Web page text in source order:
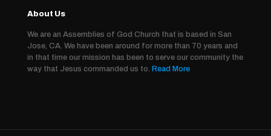
About Us
We are an Assemblies of God Church that is based in San
Jose, CA. We have been around for more than 70 years and
in that time our mission has been to serve our community the
way that Jesus commanded us to. Read More